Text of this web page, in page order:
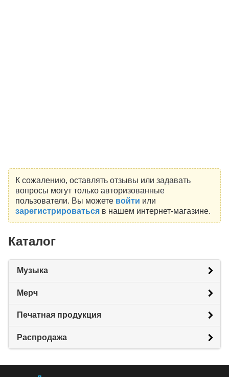
К сожалению, оставлять отзывы или задавать
вопросы могут только авторизованные
пользователи. Вы можете войти или
зарегистрироватьсяв нашем интернет-магазине.
Каталог
Музыка
Мерч
Печатная продукция
Распродажа